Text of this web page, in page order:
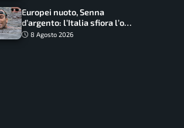
Europei nuoto, Senna
d’argento: l’Italia sfiora l’oro
nella staffetta, Paltrinieri
8 Agosto 2026